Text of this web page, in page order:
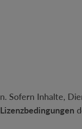
Sofern Inhalte,